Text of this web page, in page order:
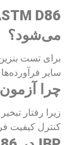
می‌شود؟
برای تست
سایر
چرا آزمون ASTM D86 مهم است؟
زیرا رفتار
کنترل کیفیت